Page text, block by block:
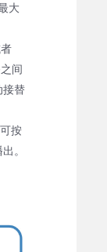
大
间
接替
按
。